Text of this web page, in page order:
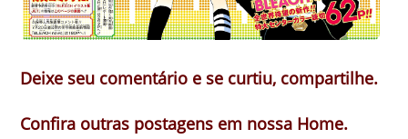
Deixe seu comentário e se curtiu, compartilhe.
Confira outras postagens em nossa Home.